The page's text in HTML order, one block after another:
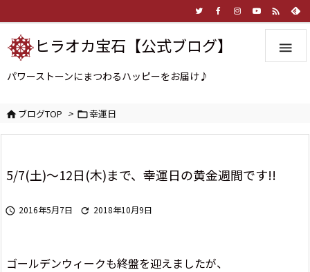


ヒラオカ宝石【公式ブログ】
パワーストーンにまつわるハッピーをお届け♪
ブログTOP > 幸運日
5/7(土)～12日(木)まで、幸運日の黄金週間です!!
 2016年5月7日  2018年10月9日
ゴールデンウィークも終盤を迎えましたが、